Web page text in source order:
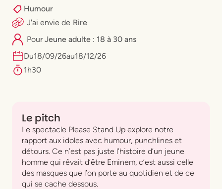
Humour
J'ai envie de Rire
Pour⁠Jeune adulte : 18 à 30 ans
Du18/09/26au18/12/26
1h30
Le pitch
Le spectacle Please Stand Up explore notre
rapport aux idoles avec humour, punchlines et
détours. Ce n’est pas juste l’histoire d’un jeune
homme qui rêvait d’être Eminem, c’est aussi celle
des masques que l’on porte au quotidien et de ce
qui se cache dessous.